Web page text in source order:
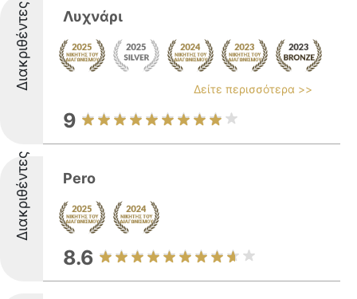
Διακριθέντες Λυχνάρι
Δείτε περισσότερα >>
9
Διακριθέντες Pero
8.6